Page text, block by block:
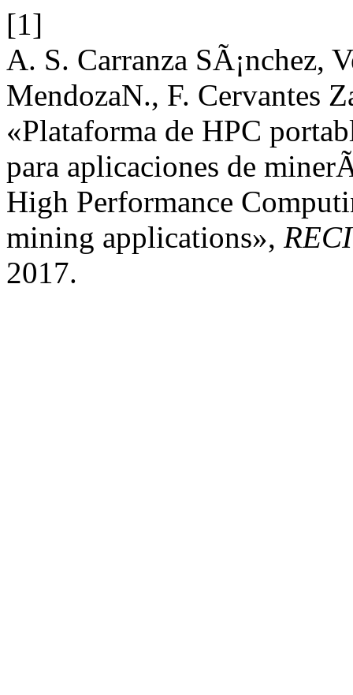
[1]
A. S. Carranza SÃ¡nchez,
MendozaN., F. Cervantes
«Plataforma de HPC
para aplicaciones de
High Performance
mining applications», RECI
2017.